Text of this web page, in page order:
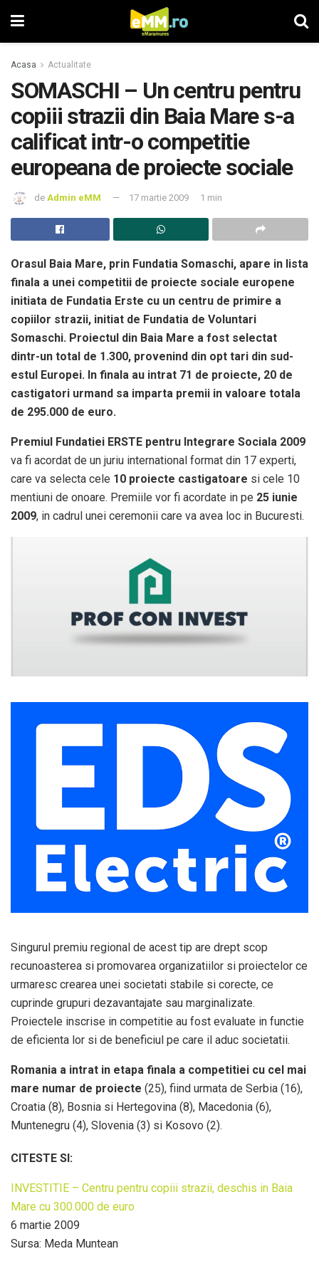
Acasa Actualitate
SOMASCHI – Un centru pentru
copiii strazii din Baia Mare s-a
calificat intr-o competitie
europeana de proiecte sociale
de Admin eMM 17 martie 2009 1 min
Orasul Baia Mare, prin Fundatia Somaschi, apare in lista
finala a unei competitii de proiecte sociale europene
initiata de Fundatia Erste cu un centru de primire a
copiilor strazii, initiat de Fundatia de Voluntari
Somaschi. Proiectul din Baia Mare a fost selectat
dintr-un total de 1.300, provenind din opt tari din sud-
estul Europei. In finala au intrat 71 de proiecte, 20 de
castigatori urmand sa imparta premii in valoare totala
de 295.000 de euro.
Premiul Fundatiei ERSTE pentru Integrare Sociala 2009
va fi acordat de un juriu international format din 17 experti,
care va selecta cele 10 proiecte castigatoare si cele 10
mentiuni de onoare. Premiile vor fi acordate in pe 25 iunie
2009, in cadrul unei ceremonii care va avea loc in Bucuresti.
Singurul premiu regional de acest tip are drept scop
recunoasterea si promovarea organizatiilor si proiectelor ce
urmaresc crearea unei societati stabile si corecte, ce
cuprinde grupuri dezavantajate sau marginalizate.
Proiectele inscrise in competitie au fost evaluate in functie
de eficienta lor si de beneficiul pe care il aduc societatii.
Romania a intrat in etapa finala a competitiei cu cel mai
mare numar de proiecte (25), fiind urmata de Serbia (16),
Croatia (8), Bosnia si Hertegovina (8), Macedonia (6),
Muntenegru (4), Slovenia (3) si Kosovo (2).
CITESTE SI:
INVESTITIE – Centru pentru copiii strazii, deschis in Baia
Mare cu 300.000 de euro
6 martie 2009
Sursa: Meda Muntean